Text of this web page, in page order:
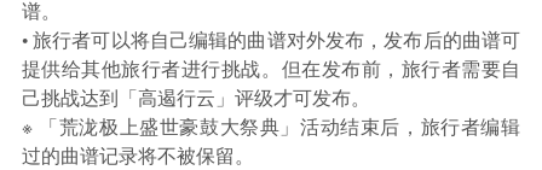
谱。
• 旅行者可以将自己编辑的曲谱对外发布，发布后的曲谱可
提供给其他旅行者进行挑战。但在发布前，旅行者需要自
己挑战达到「高遏行云」评级才可发布。
※ 「荒泷极上盛世豪鼓大祭典」活动结束后，旅行者编辑
过的曲谱记录将不被保留。